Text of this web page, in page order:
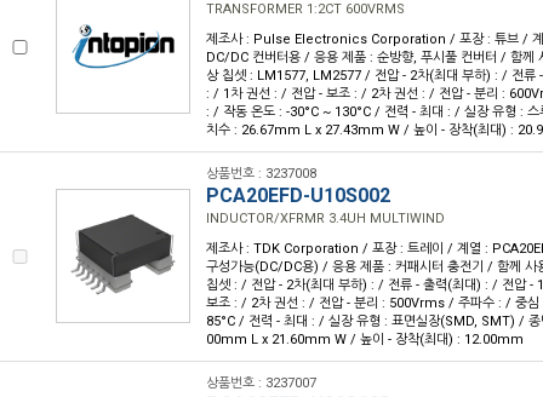
TRANSFORMER 1:2CT 600VRMS
제조사 : Pulse Electronics Corporation / 포장 : 튜브 /
DC/DC 컨버터용 / 응용 제품 : 순방향, 푸시풀 컨버터 / 함께
상 칩셋 : LM1577, LM2577 / 전압 - 2차(최대 부하) : / 전류
: / 1차 권선 : / 전압 - 보조 : / 2차 권선 : / 전압 - 분리 :
: / 작동 온도 : -30°C ~ 130°C / 전력 - 최대 : / 실장 유형 :
치수 : 26.67mm L x 27.43mm W / 높이 - 장착(최대) :
상품번호 : 3237008
PCA20EFD-U10S002
INDUCTOR/XFRMR 3.4UH MULTIWIND
제조사 : TDK Corporation / 포장 : 트레이 / 계열 :
구성가능(DC/DC용) / 응용 제품 : 커패시터 충전기 / 함께
칩셋 : / 전압 - 2차(최대 부하) : / 전류 - 출력(최대) : / 전압 -
보조 : / 2차 권선 : / 전압 - 분리 : 500Vrms / 주파수 : / 중심
85°C / 전력 - 최대 : / 실장 유형 : 표면실장(SMD, SMT) /
00mm L x 21.60mm W / 높이 - 장착(최대) : 12.00mm
상품번호 : 3237007